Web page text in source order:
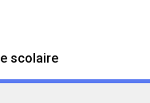
scolaire